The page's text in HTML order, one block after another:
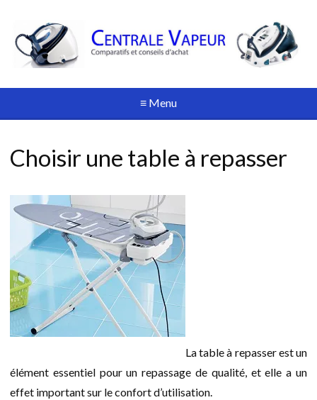
≡ Menu
Choisir une table à repasser
La table à repasser est un
élément essentiel pour un repassage de qualité, et elle a un
effet important sur le confort d’utilisation.